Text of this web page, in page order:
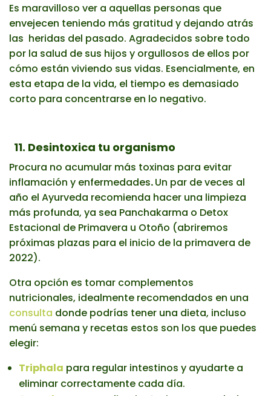
Es maravilloso ver a aquellas personas que
envejecen teniendo más gratitud y dejando atrás
las heridas del pasado. Agradecidos sobre todo
por la salud de sus hijos y orgullosos de ellos por
cómo están viviendo sus vidas. Esencialmente, en
esta etapa de la vida, el tiempo es demasiado
corto para concentrarse en lo negativo.
11. Desintoxica tu organismo
Procura no acumular más toxinas para evitar
inflamación y enfermedades.Un par de veces al
año el Ayurveda recomienda hacer una limpieza
más profunda, ya sea Panchakarma o Detox
Estacional de Primavera u Otoño (abriremos
próximas plazas para el inicio de la primavera de
2022).
Otra opción es tomar complementos
nutricionales, idealmente recomendados en una
consulta donde podrías tener una dieta, incluso
menú semana y recetas estos son los que puedes
elegir:
Triphala para regular intestinos y ayudarte a
eliminar correctamente cada día.